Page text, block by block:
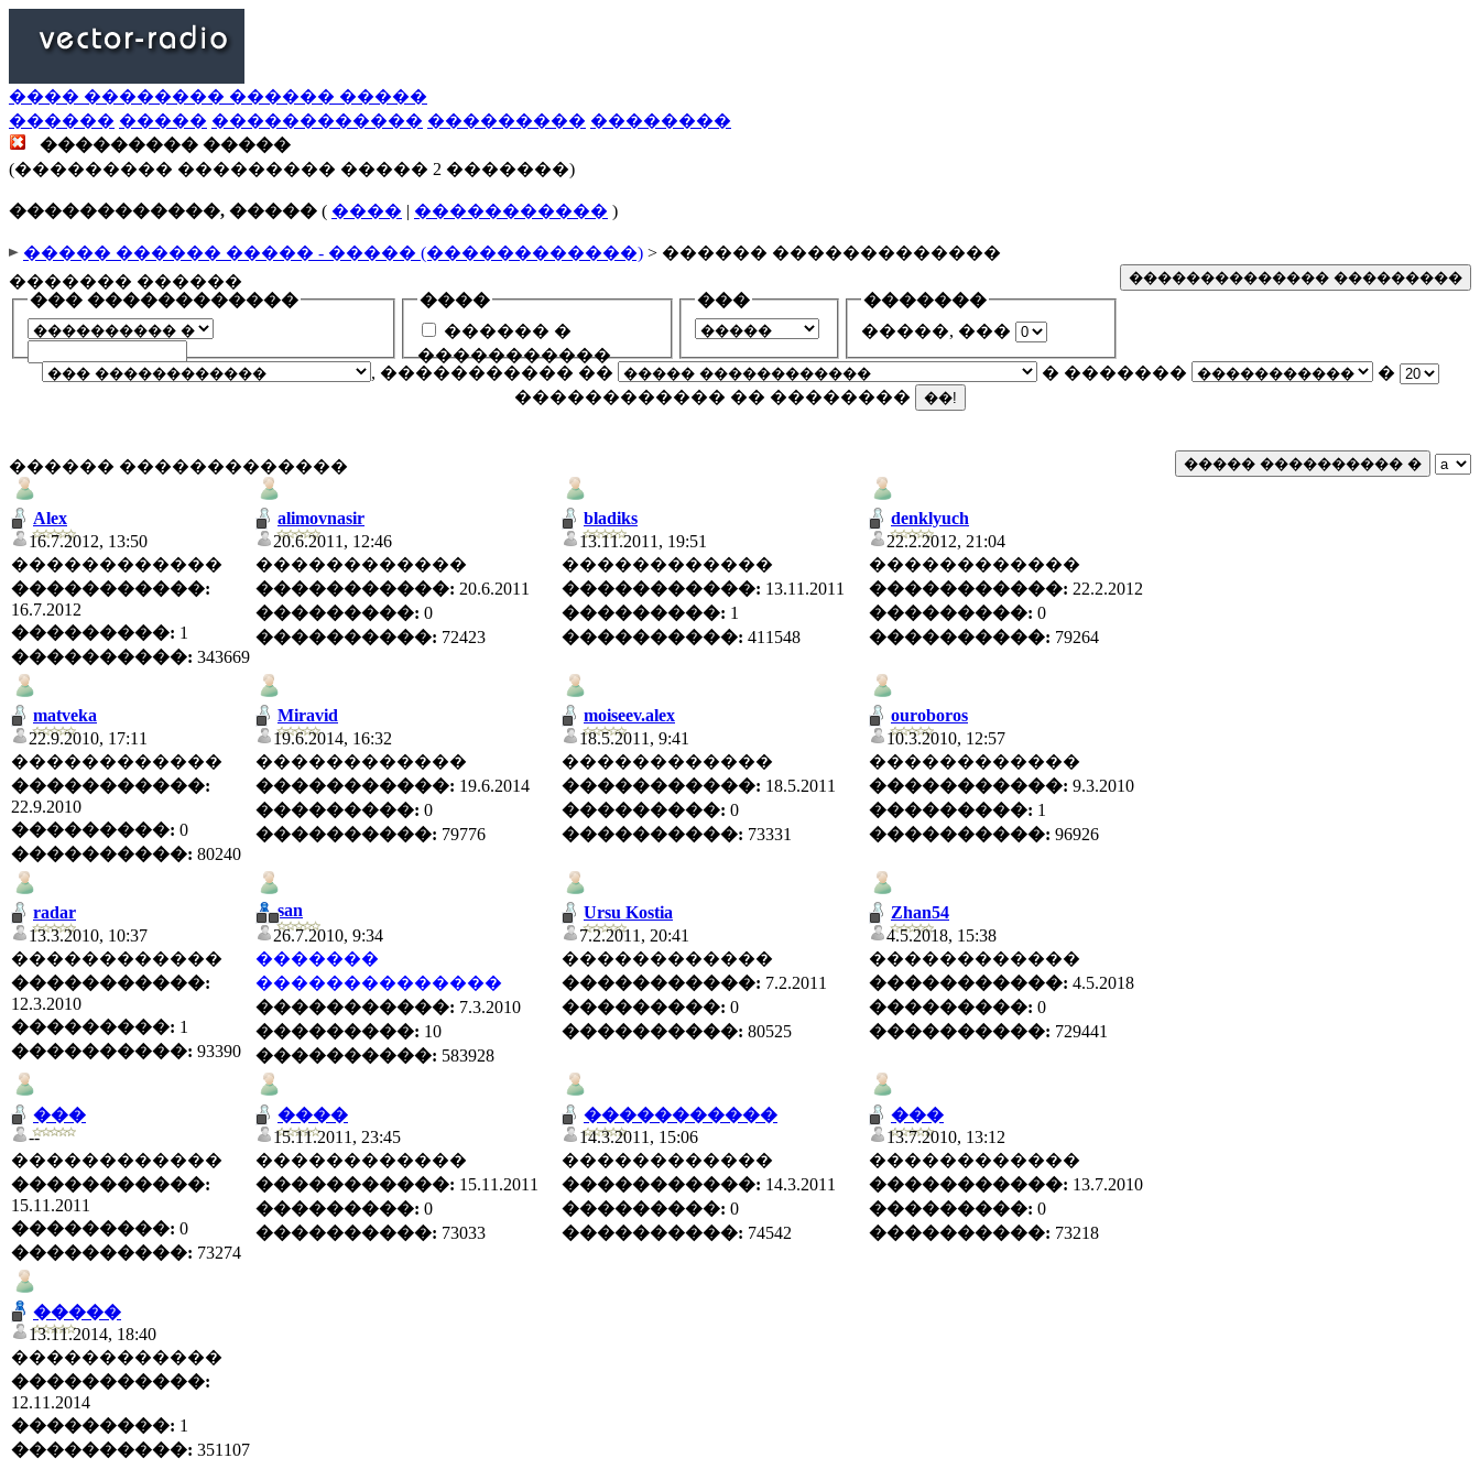
���� �������� ������ �����
������ ����� ������������ ��������� ��������
��������� �����
(��������� ��������� ����� 2 �������)
������������, ����� ( ���� | ����������� )
����� ������ ����� - ����� (������������) > ������ �������������
������� ������
��� ������������
����
������ �
�����������
���
�������
�����, ���
, ����������� �� � �������
�
������������ �� ��������
������ �������������
Alex
16.7.2012, 13:50
������������
�����������:
16.7.2012
���������: 1
����������: 343669
alimovnasir
20.6.2011, 12:46
������������
�����������: 20.6.2011
���������: 0
����������: 72423
bladiks
13.11.2011, 19:51
������������
�����������: 13.11.2011
���������: 1
����������: 411548
denklyuch
22.2.2012, 21:04
������������
�����������: 22.2.2012
���������: 0
����������: 79264
matveka
22.9.2010, 17:11
������������
�����������:
22.9.2010
���������: 0
����������: 80240
Miravid
19.6.2014, 16:32
������������
�����������: 19.6.2014
���������: 0
����������: 79776
moiseev.alex
18.5.2011, 9:41
������������
�����������: 18.5.2011
���������: 0
����������: 73331
ouroboros
10.3.2010, 12:57
������������
�����������: 9.3.2010
���������: 1
����������: 96926
radar
13.3.2010, 10:37
������������
�����������:
12.3.2010
���������: 1
����������: 93390
san
26.7.2010, 9:34
�������
��������������
�����������: 7.3.2010
���������: 10
����������: 583928
Ursu Kostia
7.2.2011, 20:41
������������
�����������: 7.2.2011
���������: 0
����������: 80525
Zhan54
4.5.2018, 15:38
������������
�����������: 4.5.2018
���������: 0
����������: 729441
���
--
������������
�����������:
15.11.2011
���������: 0
����������: 73274
����
15.11.2011, 23:45
������������
�����������: 15.11.2011
���������: 0
����������: 73033
�����������
14.3.2011, 15:06
������������
�����������: 14.3.2011
���������: 0
����������: 74542
���
13.7.2010, 13:12
������������
�����������: 13.7.2010
���������: 0
����������: 73218
�����
13.11.2014, 18:40
������������
�����������:
12.11.2014
���������: 1
����������: 351107